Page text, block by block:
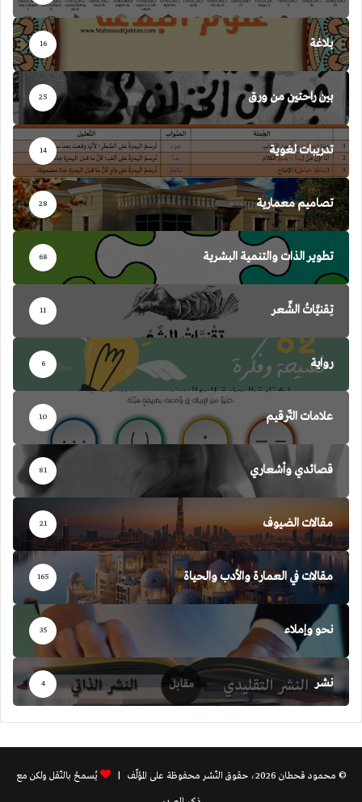
بلاغة 16
بين راحتين من ورق 25
تدريبات لغوية 14
تصاميم معمارية 28
تطوير الذات والتنمية البشرية 68
تِقنيَّاتُ الشِّعر 11
رواية 6
علامات التّرقيم 10
قصائدي وأشعاري 81
مقالات الضيوف 21
مقالات في العمارة والأدب والحياة 165
نحو وإملاء 35
نشر 4
© محمود قحطان 2026، حقوق النّشر محفوظة على المؤلّف |
يُسمحُ بالنّقل ولكن مع